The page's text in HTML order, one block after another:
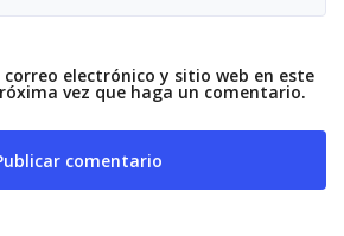
electrónico y sitio web en este
vez que haga un comentario.